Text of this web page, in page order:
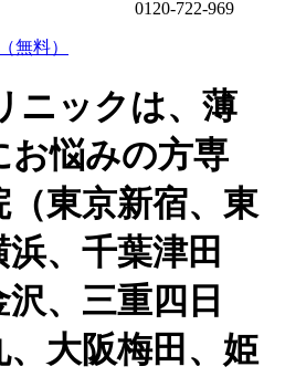
0120-722-969
無料）
ニックは、薄
お悩みの方専
（東京新宿、東
、千葉津田
、三重四日
大阪梅田、姫